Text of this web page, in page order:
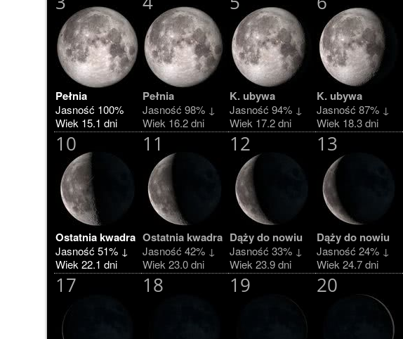
Pełnia
Jasność 100%
Wiek 15.1 dni
Pełnia
Jasność 98% ↓
Wiek 16.2 dni
K. ubywa
Jasność 94% ↓
Wiek 17.2 dni
K. ubywa
Jasność 87% ↓
Wiek 18.3 dni
10
Ostatnia kwadra
Jasność 51% ↓
Wiek 22.1 dni
11
Ostatnia kwadra
Jasność 42% ↓
Wiek 23.0 dni
12
Dąży do nowiu
Jasność 33% ↓
Wiek 23.9 dni
13
Dąży do nowiu
Jasność 24% ↓
Wiek 24.7 dni
17 18 19 20